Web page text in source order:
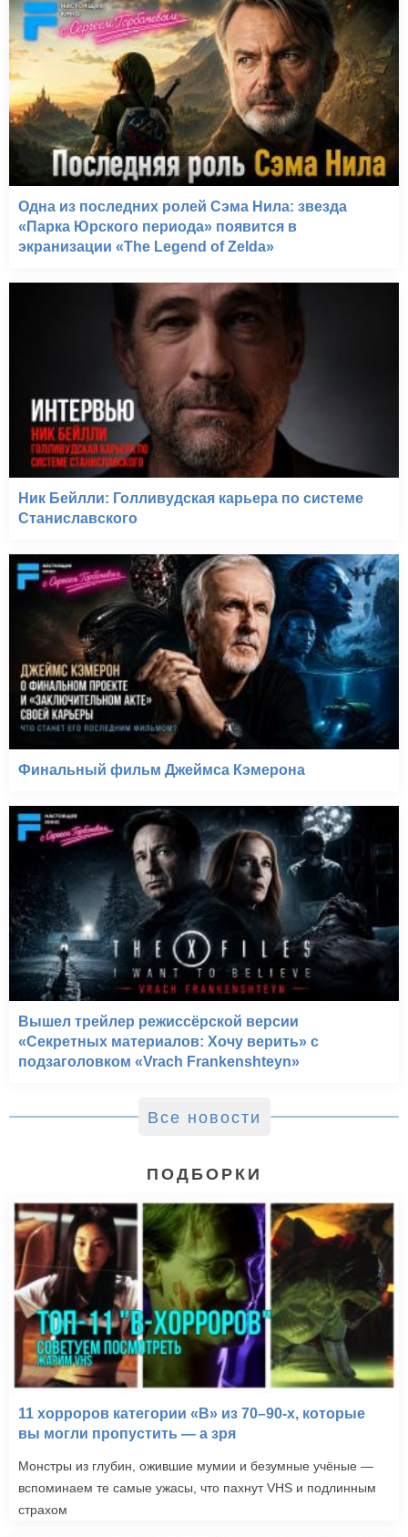
Одна из последних ролей Сэма Нила: звезда
«Парка Юрского периода» появится в
экранизации «The Legend of Zelda»
Ник Бейлли: Голливудская карьера по системе
Станиславского
Финальный фильм Джеймса Кэмерона
Вышел трейлер режиссёрской версии
«Секретных материалов: Хочу верить» с
подзаголовком «Vrach Frankenshteyn»
Все новости
ПОДБОРКИ
11 хорроров категории «B» из 70–90-х, которые
вы могли пропустить — а зря
Монстры из глубин, ожившие мумии и безумные учёные —
вспоминаем те самые ужасы, что пахнут VHS и подлинным
страхом